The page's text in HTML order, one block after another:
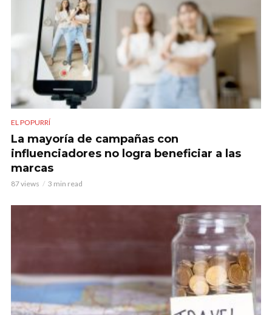
EL POPURRÍ
La mayoría de campañas con
influenciadores no logra beneficiar a las
marcas
87 views 3 min read